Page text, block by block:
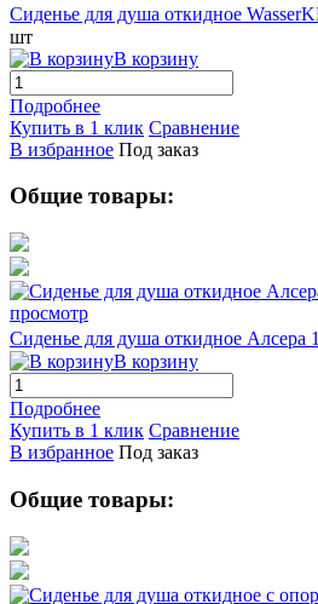
Сиденье для душа откидное
шт
В корзину
Подробнее
Купить в 1 клик Сравнение
В избранное Под заказ
Общие товары:
просмотр
Сиденье для душа откидное Алсера
В корзину
Подробнее
Купить в 1 клик Сравнение
В избранное Под заказ
Общие товары: